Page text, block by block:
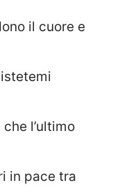
il cuore e
l’ultimo
in pace tra